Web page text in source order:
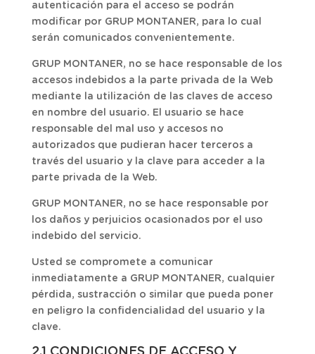
autenticación para el acceso se podrán
modificar por GRUP MONTANER, para lo cual
serán comunicados convenientemente.
GRUP MONTANER, no se hace responsable de los
accesos indebidos a la parte privada de la Web
mediante la utilización de las claves de acceso
en nombre del usuario. El usuario se hace
responsable del mal uso y accesos no
autorizados que pudieran hacer terceros a
través del usuario y la clave para acceder a la
parte privada de la Web.
GRUP MONTANER, no se hace responsable por
los daños y perjuicios ocasionados por el uso
indebido del servicio.
Usted se compromete a comunicar
inmediatamente a GRUP MONTANER, cualquier
pérdida, sustracción o similar que pueda poner
en peligro la confidencialidad del usuario y la
clave.